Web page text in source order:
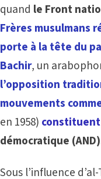
quand le Front
Frères musulmans
porte à la tête du
Bachir, un
l’opposition
mouvements
en 1958)
démocratique (AND)
Sous l’influence